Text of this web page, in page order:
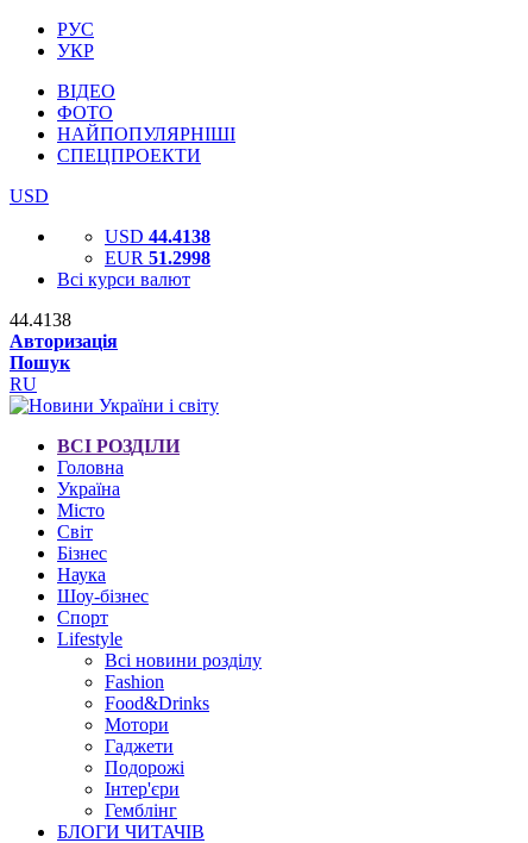
РУС
УКР
ВІДЕО
ФОТО
НАЙПОПУЛЯРНІШІ
СПЕЦПРОЕКТИ
USD
USD 44.4138
EUR 51.2998
Всі курси валют
44.4138
Авторизація
Пошук
RU
ВСІ РОЗДІЛИ
Головна
Україна
Місто
Світ
Бізнес
Наука
Шоу-бізнес
Спорт
Lifestyle
Всі новини розділу
Fashion
Food&Drinks
Мотори
Гаджети
Подорожі
Інтер'єри
Гемблінг
БЛОГИ ЧИТАЧІВ